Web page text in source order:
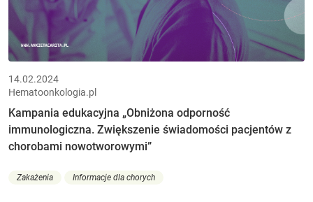
14.02.2024
Hematoonkologia.pl
Kampania edukacyjna „Obniżona odporność
immunologiczna. Zwiększenie świadomości pacjentów z
chorobami nowotworowymi”
Zakażenia Informacje dla chorych